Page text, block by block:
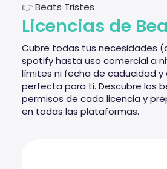
👉Beats Tristes
Licencias de
Cubre todas tus necesidades
spotify hasta uso comercial a
límites ni fecha de caducidad y
perfecta para ti. Descubre los
permisos de cada licencia y
en todas las plataformas.